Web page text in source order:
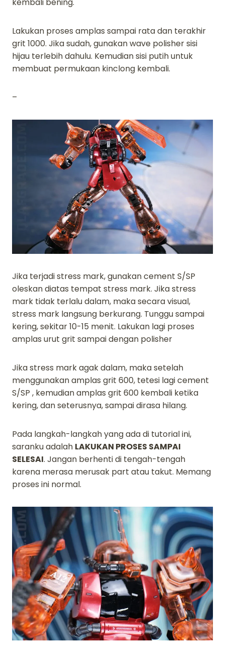
Lakukan proses amplas sampai rata dan terakhir
grit 1000. Jika sudah, gunakan wave polisher sisi
hijau terlebih dahulu. Kemudian sisi putih untuk
membuat permukaan kinclong kembali.
–
Jika terjadi stress mark, gunakan cement S/SP
oleskan diatas tempat stress mark. Jika stress
mark tidak terlalu dalam, maka secara visual,
stress mark langsung berkurang. Tunggu sampai
kering, sekitar 10-15 menit. Lakukan lagi proses
amplas urut grit sampai dengan polisher
Jika stress mark agak dalam, maka setelah
menggunakan amplas grit 600, tetesi lagi cement
S/SP , kemudian amplas grit 600 kembali ketika
kering, dan seterusnya, sampai dirasa hilang.
Pada langkah-langkah yang ada di tutorial ini,
saranku adalah LAKUKAN PROSES SAMPAI
SELESAI. Jangan berhenti di tengah-tengah
karena merasa merusak part atau takut. Memang
proses ini normal.